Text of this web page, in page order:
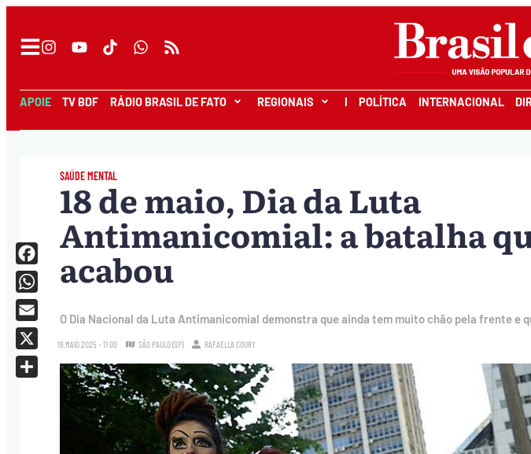
APOIE TV BDF RÁDIO BRASIL DE FATO REGIONAIS I POLÍTICA INTERNACIONAL
SAÚDE MENTAL
18 de maio, Dia da Luta
Antimanicomial: a batalha
acabou
O Dia Nacional da Luta Antimanicomial demonstra que ainda tem muito chão pela frente e
18.MAIO.2025 - 11:00 SÃO PAULO (SP) RAFAELLA COURY
Facebook
WhatsApp
Email
X